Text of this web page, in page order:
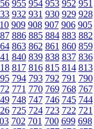
955 954 953 952 951
932 931 930 929 928
909 908 907 906 905
886 885 884 883 882
863 862 861 860 859
840 839 838 837 836
817 816 815 814 813
794 793 792 791 790
771 770 769 768 767
748 747 746 745 744
725 724 723 722 721
702 701 700 699 698